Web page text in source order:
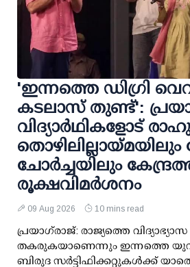
'ഇന്നത്തെ ഡിഗ്രി
കടലാസ് തുണ്ട്':
വിദ്യാര്‍ഥികളോട്
തൊഴിലില്ലായ്മയിലും
ചോര്‍ച്ചയിലും
രൂക്ഷവിമര്‍ശനം
09 Aug 2026 10 mins read
പ്രയാഗ്‌രാജ്: രാജ്യത്തെ വിദ്യാഭ്യാസ
തകരുകയാണെന്നും ഇന്നത്തെ
ബിരുദ സര്‍ട്ടിഫിക്കറ്റുകള്‍ക്ക്